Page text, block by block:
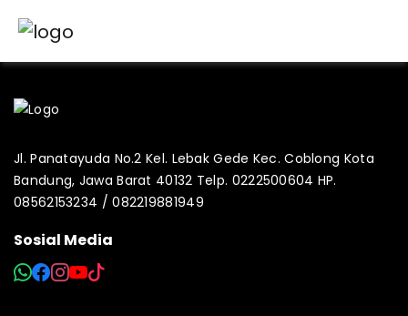
Jl. Panatayuda No.2 Kel. Lebak Gede Kec. Coblong Kota
Bandung, Jawa Barat 40132 Telp. 0222500604 HP.
08562153234 / 082219881949
Sosial Media